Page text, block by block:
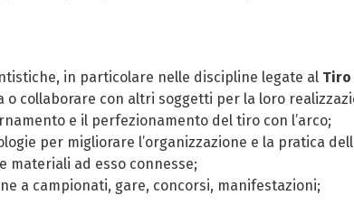
in particolare nelle discipline legate al Tiro
collaborare con altri soggetti per la loro
e il perfezionamento del tiro con l’arco;
per migliorare l’organizzazione e la pratica
materiali ad esso connesse;
a campionati, gare, concorsi, manifestazioni;